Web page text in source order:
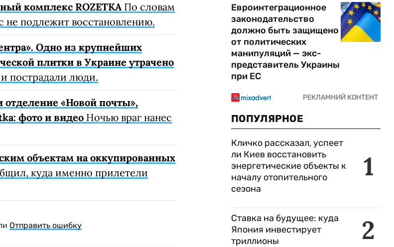
комплекс ROZETKAПо словам
подлежит восстановлению.
Одно из крупнейших
плитки в Украине утрачено
пострадали люди.
отделение «Новой почты»,
фото и видео Ночью враг нанес
объектам на оккупированных
куда именно прилетели
Отправить ошибку
Евроинтеграционное
законодательство
должно быть защищено
от политических
манипуляций — экс-
представитель Украины
при ЕС
ПОПУЛЯРНОЕ
1
Кличко рассказал, успеет
ли Киев восстановить
энергетические объекты к
началу отопительного
сезона
2
Ставка на будущее: куда
Япония инвестирует
триллионы